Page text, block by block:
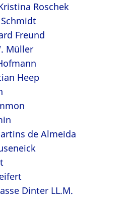
Roschek
Freund
Müller
Heep
de Almeida
Dinter LL.M.